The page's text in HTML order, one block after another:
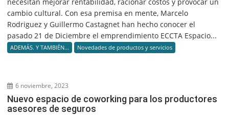
cambio cultural. Con esa premisa en mente, Marcelo
Rodriguez y Guillermo Castagnet han hecho conocer el
pasado 21 de Diciembre el emprendimiento ECCTA Espacio...
ADEMÁS. Y TAMBIÉN... Novedades de productos y servicios
6 noviembre, 2023
Nuevo espacio de coworking para los productores
asesores de seguros